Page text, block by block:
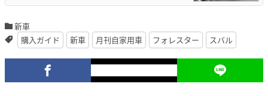
新車
購入ガイド
新車 月刊自家用車 フォレスター スバル